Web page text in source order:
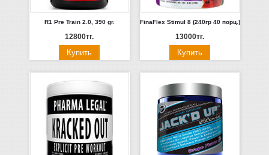
R1 Pre Train 2.0, 390 gr.
12800тг.
FinaFlex Stimul 8 (240гр 40 порц.)
13000тг.